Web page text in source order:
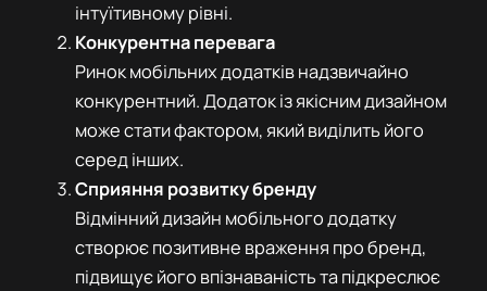
інтуїтивному рівні.
Конкурентна перевага
Ринок мобільних додатків надзвичайно
конкурентний. Додаток із якісним дизайном
може стати фактором, який виділить його
серед інших.
Сприяння розвитку бренду
Відмінний дизайн мобільного додатку
створює позитивне враження про бренд,
підвищує його впізнаваність та підкреслює